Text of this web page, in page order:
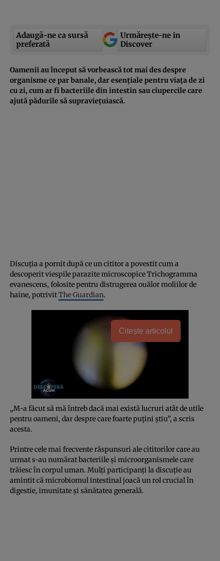
Adaugă-ne ca sursă
preferată
Urmărește-ne in
Discover
Oamenii au început să vorbească tot mai des despre
organisme ce par banale, dar esențiale pentru viața de zi
cu zi, cum ar fi bacteriile din intestin sau ciupercile care
ajută pădurile să supraviețuiască.
Discuția a pornit după ce un cititor a povestit cum a
descoperit viespile parazite microscopice Trichogramma
evanescens, folosite pentru distrugerea ouălor moliilor de
haine, potrivitThe Guardian.
Citește articolul
„M-a făcut să mă întreb dacă mai există lucruri atât de utile
pentru oameni, dar despre care foarte puțini știu”, a scris
acesta.
Printre cele mai frecvente răspunsuri ale cititorilor care au
urmat s-au numărat bacteriile și microorganismele care
trăiesc în corpul uman. Mulți participanți la discuție au
amintit că microbiomul intestinal joacă un rol crucial în
digestie, imunitate și sănătatea generală.